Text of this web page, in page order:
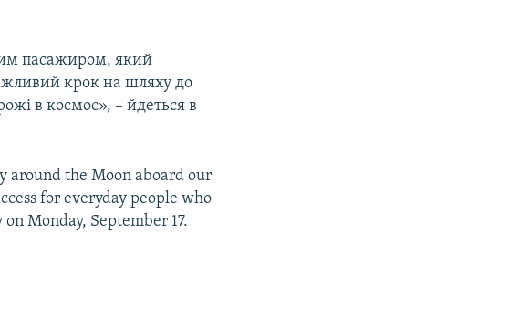
пасажиром, який
крок на шляху до
в космос», – йдеться в
around the Moon aboard our
for everyday people who
Monday, September 17.